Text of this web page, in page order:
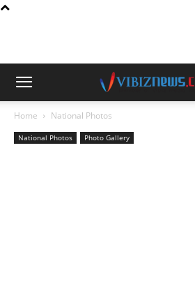
Home National Photos
National Photos Photo Gallery